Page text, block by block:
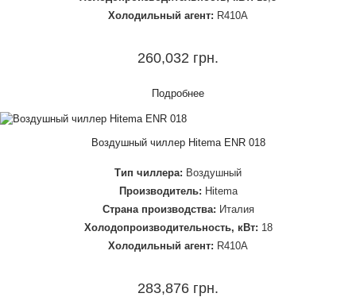
Холодильный агент: R410A
260,032 грн.
Подробнее
Воздушный чиллер Hitema ENR 018
Тип чиллера: Воздушный
Производитель: Hitema
Страна производства: Италия
Холодопроизводительность, кВт: 18
Холодильный агент: R410A
283,876 грн.